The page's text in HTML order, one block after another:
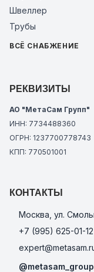
Швеллер
Трубы
ВСЁ СНАБЖЕНИЕ
РЕКВИЗИТЫ
АО "МетаСам Групп"
ИНН: 7734488360
ОГРН: 1237700778743
КПП: 770501001
КОНТАКТЫ
Москва, ул.
+7 (995) 625-01-12
@metasam_group